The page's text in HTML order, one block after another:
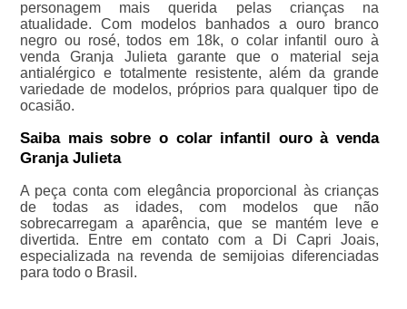
personagem mais querida pelas crianças na
atualidade. Com modelos banhados a ouro branco
negro ou rosé, todos em 18k, o colar infantil ouro à
venda Granja Julieta garante que o material seja
antialérgico e totalmente resistente, além da grande
variedade de modelos, próprios para qualquer tipo de
ocasião.
Saiba mais sobre o colar infantil ouro à venda
Granja Julieta
A peça conta com elegância proporcional às crianças
de todas as idades, com modelos que não
sobrecarregam a aparência, que se mantém leve e
divertida. Entre em contato com a Di Capri Joais,
especializada na revenda de semijoias diferenciadas
para todo o Brasil.